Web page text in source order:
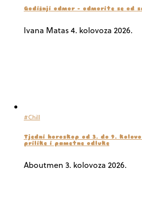
Godišnji odmor – odmorite se od
Ivana Matas4. kolovoza 2026.
#Chill
Tjedni horoskop od 3. do 9.
prilike i pametne odluke
Aboutmen 3. kolovoza 2026.